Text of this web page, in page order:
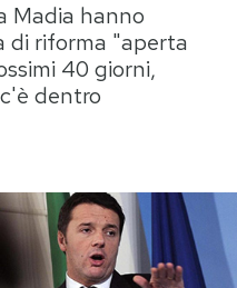
Storie/Idee
Ok Boomer!
Media
Europa
Madia hanno
di riforma "aperta
40 giorni,
dentro